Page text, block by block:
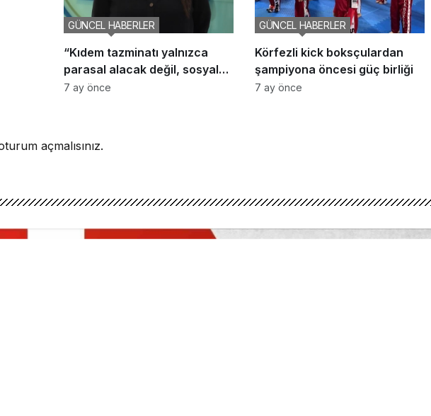
“Kıdem tazminatı yalnızca
parasal alacak değil, sosyal
bir haktır”
GÜNCEL HABERLER
7 ay önce
Körfezli kick boksçulardan
şampiyona öncesi güç birliği
GÜNCEL HABERLER
7 ay önce
açmalısınız.